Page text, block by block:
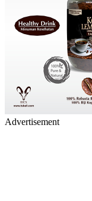
Advertisement